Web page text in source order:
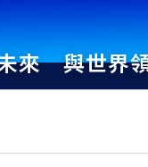
來 與世界